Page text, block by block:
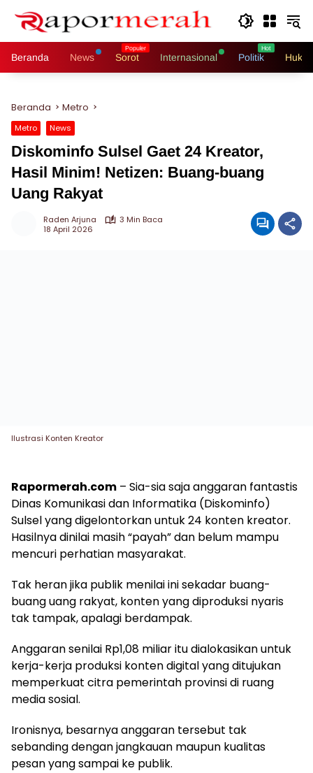
Beranda News Sorot Internasional Politik
Beranda Metro
Metro News
Diskominfo Sulsel Gaet 24 Kreator,
Hasil Minim! Netizen: Buang-buang
Uang Rakyat
Raden Arjuna
3 Min Baca
18 April 2026
Ilustrasi Konten Kreator
Rapormerah.com – Sia-sia saja anggaran fantastis
Dinas Komunikasi dan Informatika (Diskominfo)
Sulsel yang digelontorkan untuk 24 konten kreator.
Hasilnya dinilai masih “payah” dan belum mampu
mencuri perhatian masyarakat.
Tak heran jika publik menilai ini sekadar buang-
buang uang rakyat, konten yang diproduksi nyaris
tak tampak, apalagi berdampak.
Anggaran senilai Rp1,08 miliar itu dialokasikan untuk
kerja-kerja produksi konten digital yang ditujukan
memperkuat citra pemerintah provinsi di ruang
media sosial.
Ironisnya, besarnya anggaran tersebut tak
sebanding dengan jangkauan maupun kualitas
pesan yang sampai ke publik.